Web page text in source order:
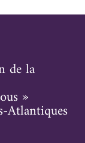
de la
»
Atlantiques